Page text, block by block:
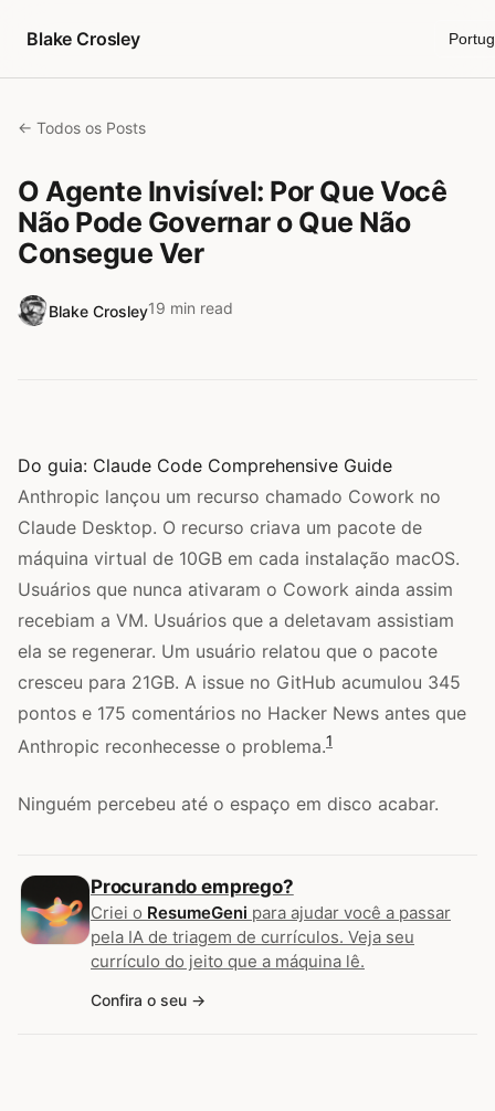
Blake Crosley
← Todos os Posts
O Agente Invisível: Por Que Você
Não Pode Governar o Que Não
Consegue Ver
Blake Crosley19 min read
Do guia: Claude Code Comprehensive Guide
Anthropic lançou um recurso chamado Cowork no
Claude Desktop. O recurso criava um pacote de
máquina virtual de 10GB em cada instalação macOS.
Usuários que nunca ativaram o Cowork ainda assim
recebiam a VM. Usuários que a deletavam assistiam
ela se regenerar. Um usuário relatou que o pacote
cresceu para 21GB. A issue no GitHub acumulou 345
pontos e 175 comentários no Hacker News antes que
Anthropic reconhecesse o problema.1
Ninguém percebeu até o espaço em disco acabar.
Procurando emprego?
Criei o ResumeGeni para ajudar você a passar
pela IA de triagem de currículos. Veja seu
currículo do jeito que a máquina lê.
Confira o seu